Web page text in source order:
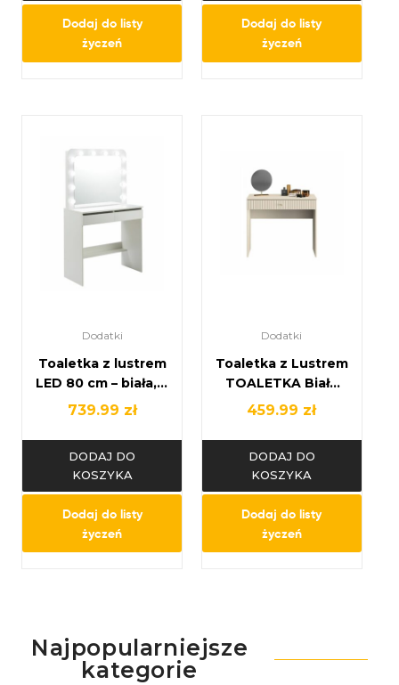
Dodaj do listy
życzeń
Dodaj do listy
życzeń
Dodatki
Toaletka z lustrem
LED 80 cm – biała, z
szufladami,
739.99 zł
DODAJ DO
KOSZYKA
Dodaj do listy
życzeń
Dodatki
Toaletka z Lustrem
TOALETKA Biała
Toaletka do
Kaszmir
459.99 zł
DODAJ DO
KOSZYKA
Dodaj do listy
życzeń
Najpopularniejsze
kategorie